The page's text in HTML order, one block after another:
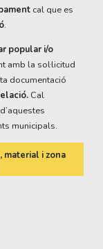
cal que es
.
popular i/o
amb la sol·licitud
documentació
Cal
municipals.
material i zona